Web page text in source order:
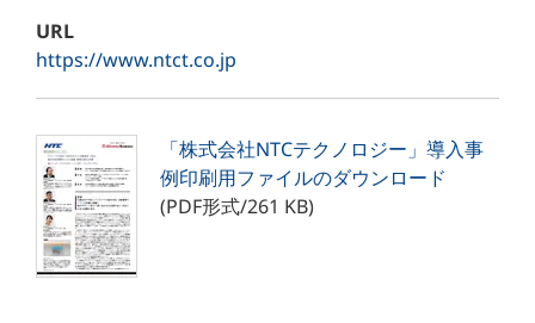
URL
https://www.ntct.co.jp
「株式会社NTCテクノロジー」導入事
例印刷用ファイルのダウンロード
(PDF形式/261 KB)